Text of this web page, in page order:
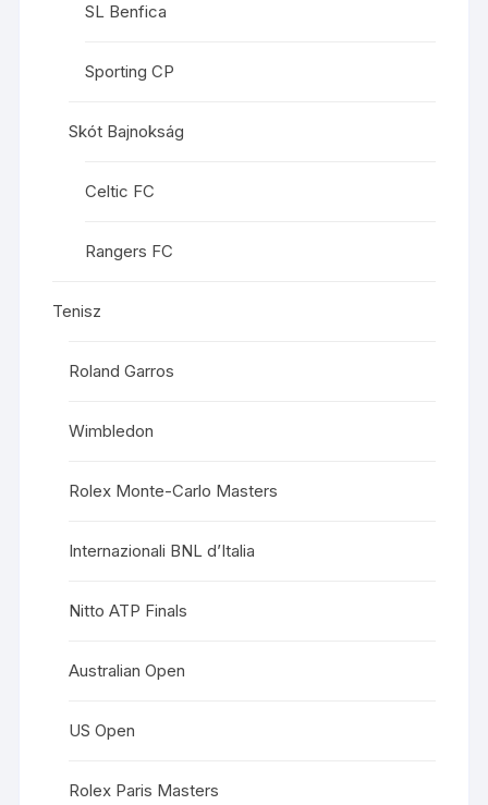
SL Benfica
Sporting CP
Skót Bajnokság
Celtic FC
Rangers FC
Tenisz
Roland Garros
Wimbledon
Rolex Monte-Carlo Masters
Internazionali BNL d’Italia
Nitto ATP Finals
Australian Open
US Open
Rolex Paris Masters